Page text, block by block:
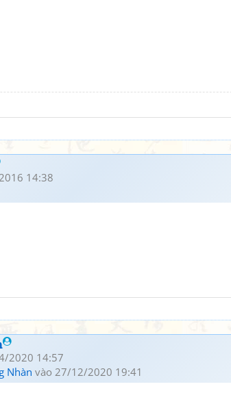
14:38
2020 14:57
Nhàn vào 27/12/2020 19:41